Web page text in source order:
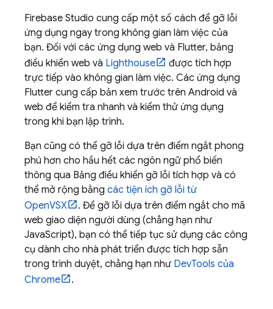
Firebase Studio cung cấp một số cách để gỡ lỗi
ứng dụng ngay trong không gian làm việc của
bạn. Đối với các ứng dụng web và Flutter, bảng
điều khiển web và Lighthouse
được tích hợp
trực tiếp vào không gian làm việc. Các ứng dụng
Flutter cung cấp bản xem trước trên Android và
web để kiểm tra nhanh và kiểm thử ứng dụng
trong khi bạn lập trình.
Bạn cũng có thể gỡ lỗi dựa trên điểm ngắt phong
phú hơn cho hầu hết các ngôn ngữ phổ biến
thông qua Bảng điều khiển gỡ lỗi tích hợp và có
thể mở rộng bằng các tiện ích gỡ lỗi từ
OpenVSX
. Để gỡ lỗi dựa trên điểm ngắt cho mã
web giao diện người dùng (chẳng hạn như
JavaScript), bạn có thể tiếp tục sử dụng các công
cụ dành cho nhà phát triển được tích hợp sẵn
trong trình duyệt, chẳng hạn như DevTools của
Chrome
.